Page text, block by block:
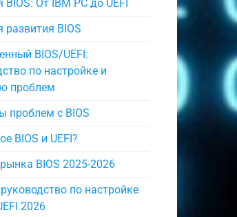
BIOS: От IBM PC до UEFI
развития BIOS
BIOS/UEFI:
по настройке и
проблем
проблем с BIOS
BIOS и UEFI?
BIOS 2025-2026
по настройке
2026